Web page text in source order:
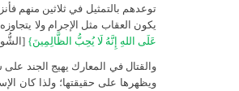
توعدهم بالتمثيل في ثلاثين منهم
يكون العقاب مثل الإجرام ولا
عَلَى اللهِ إِنَّهُ لَا يُحِبُّ الظَّالِمِينَ}
والقتال في المعارك يهيج الجند
ويظهرها على حقيقتها؛ ولذا كان